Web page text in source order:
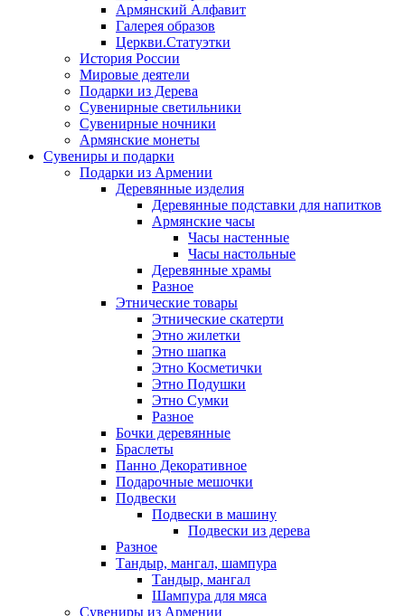
Армянский Алфавит
Галерея образов
Церкви.Статуэтки
История России
Мировые деятели
Подарки из Дерева
Сувенирные светильники
Сувенирные ночники
Армянские монеты
Сувениры и подарки
Подарки из Армении
Деревянные изделия
Деревянные подставки для напитков
Армянские часы
Часы настенные
Часы настольные
Деревянные храмы
Разное
Этнические товары
Этнические скатерти
Этно жилетки
Этно шапка
Этно Косметички
Этно Подушки
Этно Сумки
Разное
Бочки деревянные
Браслеты
Панно Декоративное
Подарочные мешочки
Подвески
Подвески в машину
Подвески из дерева
Разное
Тандыр, мангал, шампура
Тандыр, мангал
Шампура для мяса
Сувениры из Армении